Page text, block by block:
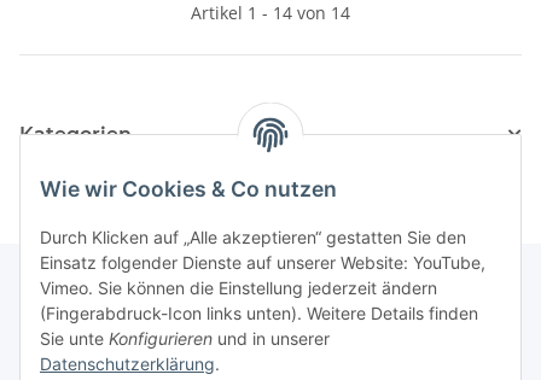
Artikel 1 - 14 von 14
Kategorien
Informationen
Wie wir Cookies & Co nutzen
Durch Klicken auf „Alle akzeptieren“ gestatten Sie den
Einsatz folgender Dienste auf unserer Website: YouTube,
Vimeo. Sie können die Einstellung jederzeit ändern
(Fingerabdruck-Icon links unten). Weitere Details finden
Sie unte Konfigurieren und in unserer
Datenschutzerklärung.